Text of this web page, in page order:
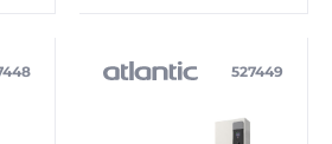
527449